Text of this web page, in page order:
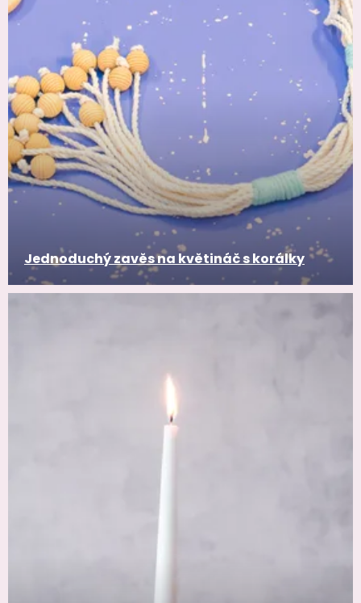
Jednoduchý zavěs na květináč s korálky